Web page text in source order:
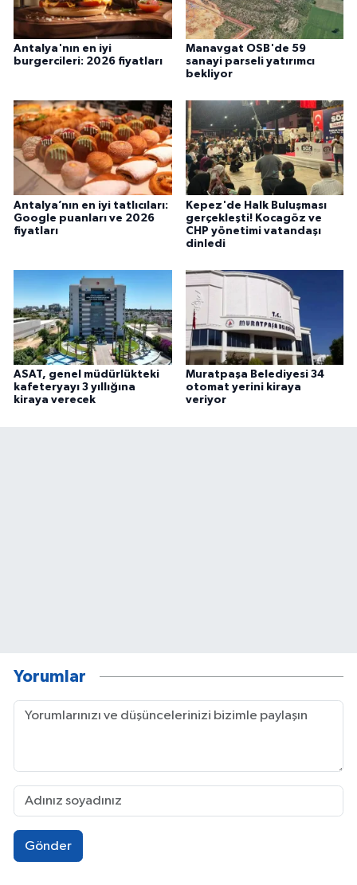
Antalya'nın en iyi
burgercileri: 2026 fiyatları
Manavgat OSB'de 59
sanayi parseli yatırımcı
bekliyor
Antalya’nın en iyi tatlıcıları:
Google puanları ve 2026
fiyatları
Kepez'de Halk Buluşması
gerçekleşti! Kocagöz ve
CHP yönetimi vatandaşı
dinledi
ASAT, genel müdürlükteki
kafeteryayı 3 yıllığına
kiraya verecek
Muratpaşa Belediyesi 34
otomat yerini kiraya
veriyor
Yorumlar
Gönder